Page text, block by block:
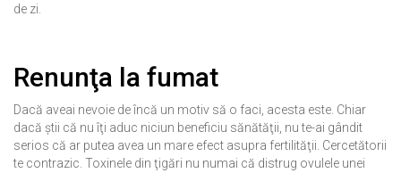
de zi.
Renunţa la fumat
Dacă aveai nevoie de încă un motiv să o faci, acesta este. Chiar
dacă ştii că nu îţi aduc niciun beneficiu sănătăţii, nu te-ai gândit
serios că ar putea avea un mare efect asupra fertilităţii. Cercetătorii
te contrazic. Toxinele din ţigări nu numai că distrug ovulele unei